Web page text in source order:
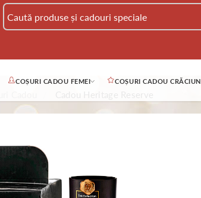
COȘURI CADOU FEMEI COȘURI CADOU CRĂCIUN